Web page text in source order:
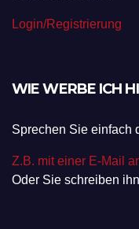
Login/Registrierung
WIE WERBE ICH
Sprechen Sie einfach
Z.B. mit einer E-Mail
Oder Sie schreiben